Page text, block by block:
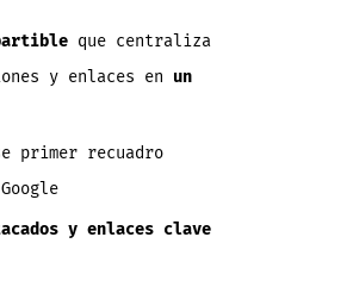
que centraliza
y enlaces en un
primer recuadro
y enlaces clave